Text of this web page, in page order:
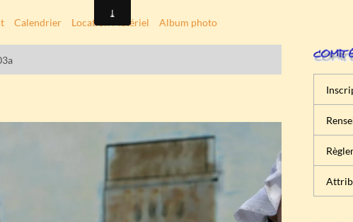
Calendrier Location Matériel Album photo